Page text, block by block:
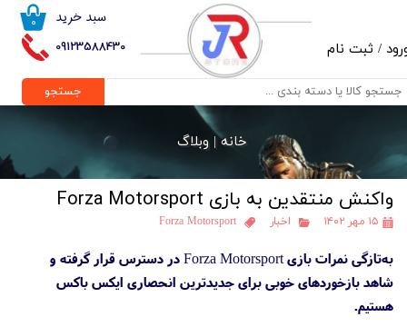
09123588430
۰ سبد خرید
/ ثبت نام
حساب کاربری من
تغییر گذر واژه
خروج از حساب کاربری
جستجو
خانه |وبلاگ
واکنش منتقدین به بازی Forza Motorsport
۱۵ مهر ۱۴۰۲ اخبار Forza Motorsport
به‌تازگی نمرات بازی Forza Motorsport در دسترس قرار گرفته و
شاهد بازخوردهای خوبی برای جدیدترین انحصاری ایکس باکس
هستیم.